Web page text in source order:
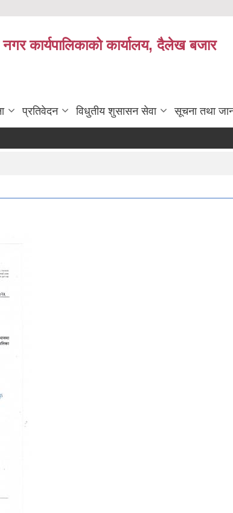
कार्यपालिकाको कार्यालय, दैलेख बजार
प्रतिवेदन विधुतीय शुसासन सेवा सूचना तथा